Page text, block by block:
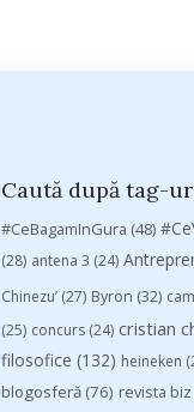
Caută după tag-
#CeBagamInGura (48)
(28) antena 3 (24)
Chinezu’ (27) Byron (32)
(25) concurs (24) cristian
filosofice (132) heineken
blogosferă (76) revista biz